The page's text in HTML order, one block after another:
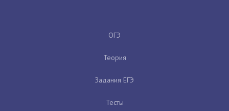
ОГЭ
Теория
Задания ЕГЭ
Тесты